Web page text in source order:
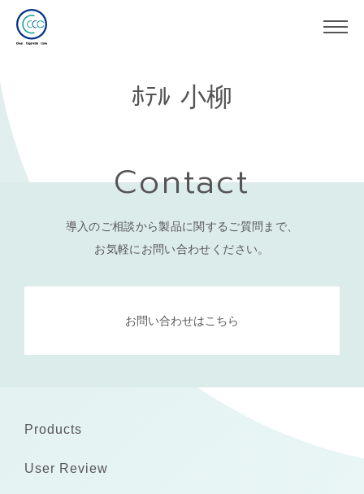
ﾎﾃﾙ 小柳
Contact
導入のご相談から製品に関するご質問まで、
お気軽にお問い合わせください。
お問い合わせはこちら
Products
User Review